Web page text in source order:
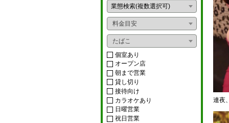
連夜
炉端
おばんざい
ダイニングバー
イタリアン
フレンチ
アジアンフード
パブスナック
ライブ
ショー
カラオケボックス
ナイトクラブ
スナック
業態検索(複数選択可)
料金目安
たばこ
個室あり
オープン店
朝まで営業
貸し切り
接待向け
カラオケあり
日曜営業
祝日営業